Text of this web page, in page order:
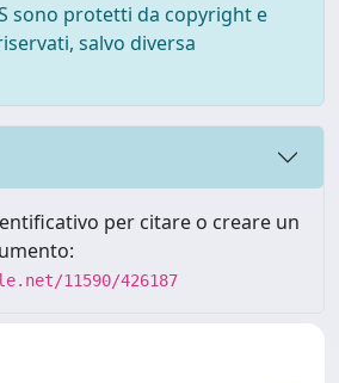
sono protetti da copyright e
salvo diversa
per citare o creare un
11590/426187